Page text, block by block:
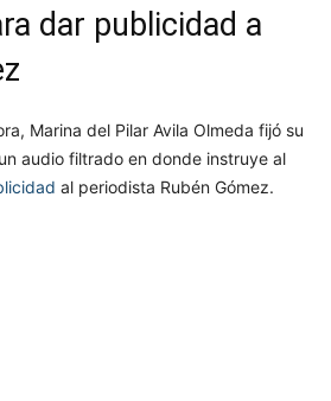
dar publicidad a
Marina del Pilar Avila Olmeda fijó su
audio filtrado en donde instruye al
al periodista Rubén Gómez.